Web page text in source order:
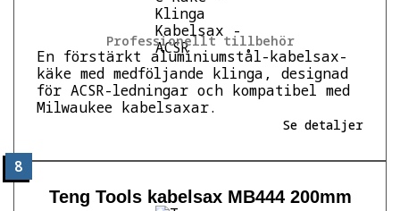
Professionellt tillbehör
En förstärkt aluminiumstål-kabelsax-
käke med medföljande klinga, designad
för ACSR-ledningar och kompatibel med
Milwaukee kabelsaxar.
Se detaljer
8
Teng Tools kabelsax MB444 200mm